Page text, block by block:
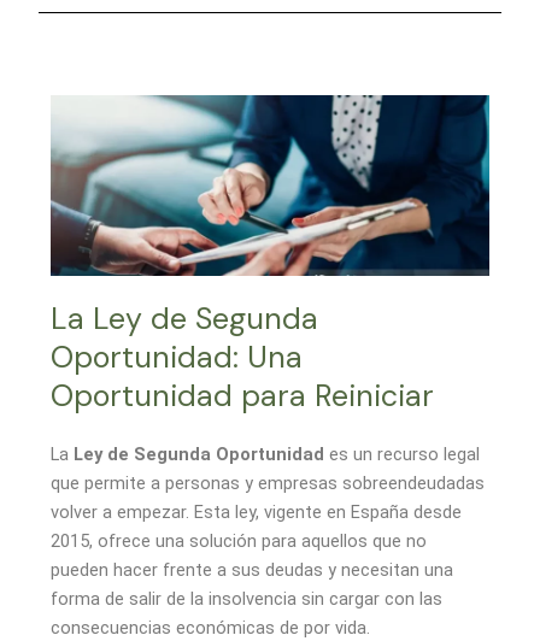
La Ley de Segunda
Oportunidad: Una
Oportunidad para Reiniciar
La Ley de Segunda Oportunidad es un recurso legal
que permite a personas y empresas sobreendeudadas
volver a empezar. Esta ley, vigente en España desde
2015, ofrece una solución para aquellos que no
pueden hacer frente a sus deudas y necesitan una
forma de salir de la insolvencia sin cargar con las
consecuencias económicas de por vida.